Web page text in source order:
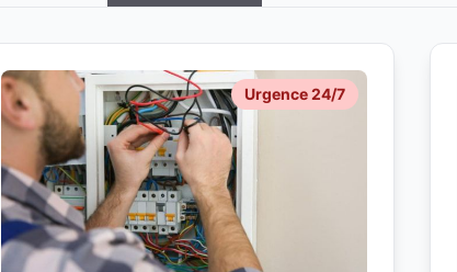
Urgence 24/7